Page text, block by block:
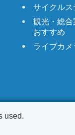
サイクルス
観光・総
おすすめ
ライブカメ
used.